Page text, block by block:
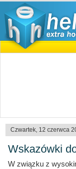
Czwartek, 12 czerwca
Wskazówki
W związku z